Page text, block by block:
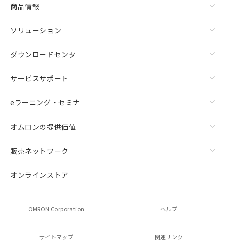
商品情報
ソリューション
ダウンロードセンタ
サービスサポート
eラーニング・セミナ
オムロンの提供価値
販売ネットワーク
オンラインストア
OMRON Corporation ヘルプ
サイトマップ 関連リンク